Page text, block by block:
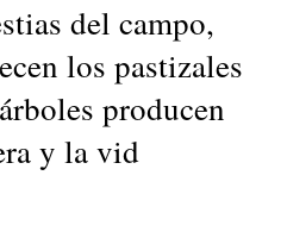
del campo,
los pastizales
producen
y la vid